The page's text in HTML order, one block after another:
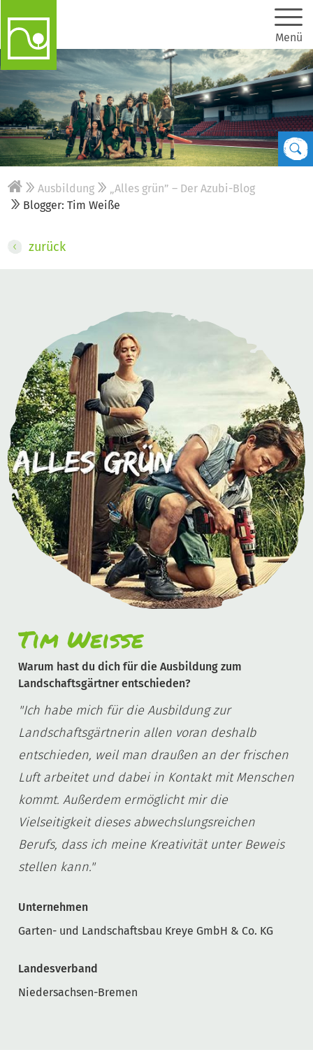
Menü
Ausbildung
„Alles grün” – Der Azubi-Blog
Blogger: Tim Weiße
zurück
Tim Weiße
Warum hast du dich für die Ausbildung zum
Landschaftsgärtner entschieden?
"Ich habe mich für die Ausbildung zur
Landschaftsgärtnerin allen voran deshalb
entschieden, weil man draußen an der frischen
Luft arbeitet und dabei in Kontakt mit Menschen
kommt. Außerdem ermöglicht mir die
Vielseitigkeit dieses abwechslungsreichen
Berufs, dass ich meine Kreativität unter Beweis
stellen kann."
Unternehmen
Garten- und Landschaftsbau Kreye GmbH & Co. KG
Landesverband
Niedersachsen-Bremen